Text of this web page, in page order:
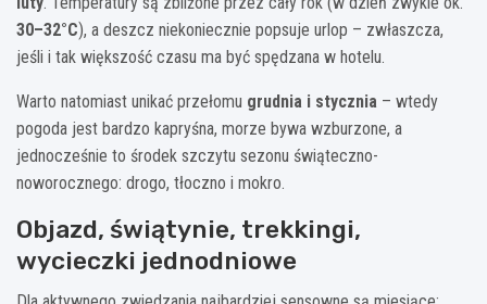
30–32°C), a deszcz niekoniecznie popsuje urlop – zwłaszcza,
jeśli i tak większość czasu ma być spędzana w hotelu.
Warto natomiast unikać przełomu grudnia i stycznia – wtedy
pogoda jest bardzo kapryśna, morze bywa wzburzone, a
jednocześnie to środek szczytu sezonu świąteczno-
noworocznego: drogo, tłoczno i mokro.
Objazd, świątynie, trekkingi,
wycieczki jednodniowe